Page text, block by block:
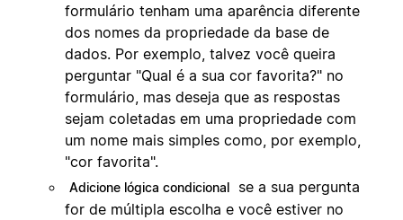
formulário tenham uma aparência diferente
dos nomes da propriedade da base de
dados. Por exemplo, talvez você queira
perguntar "Qual é a sua cor favorita?" no
formulário, mas deseja que as respostas
sejam coletadas em uma propriedade com
um nome mais simples como, por exemplo,
"cor favorita".
Adicione lógica condicional
se a sua pergunta
for de múltipla escolha e você estiver no